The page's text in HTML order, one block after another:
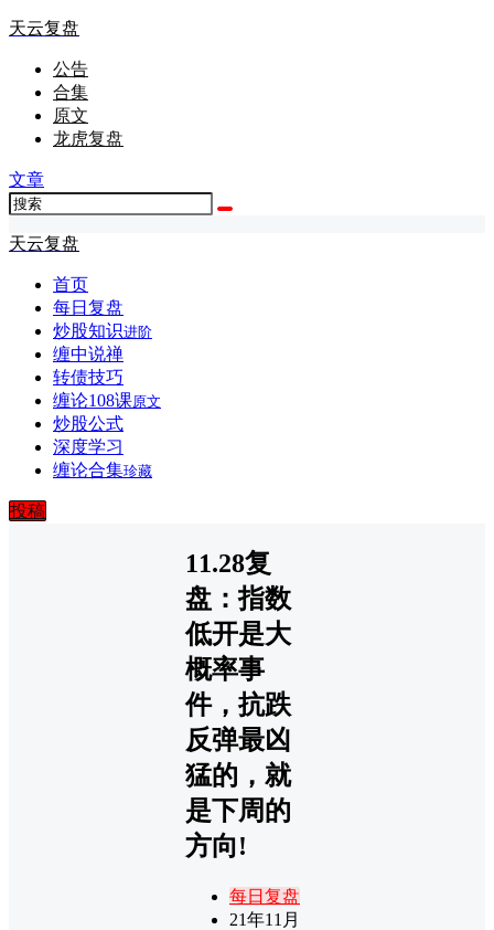
天云复盘
公告
合集
原文
龙虎复盘
文章
天云复盘
首页
每日复盘
炒股知识进阶
缠中说禅
转债技巧
缠论108课原文
炒股公式
深度学习
缠论合集珍藏
投稿
11.28复
盘：指数
低开是大
概率事
件，抗跌
反弹最凶
猛的，就
是下周的
方向!
每日复盘
21年11月